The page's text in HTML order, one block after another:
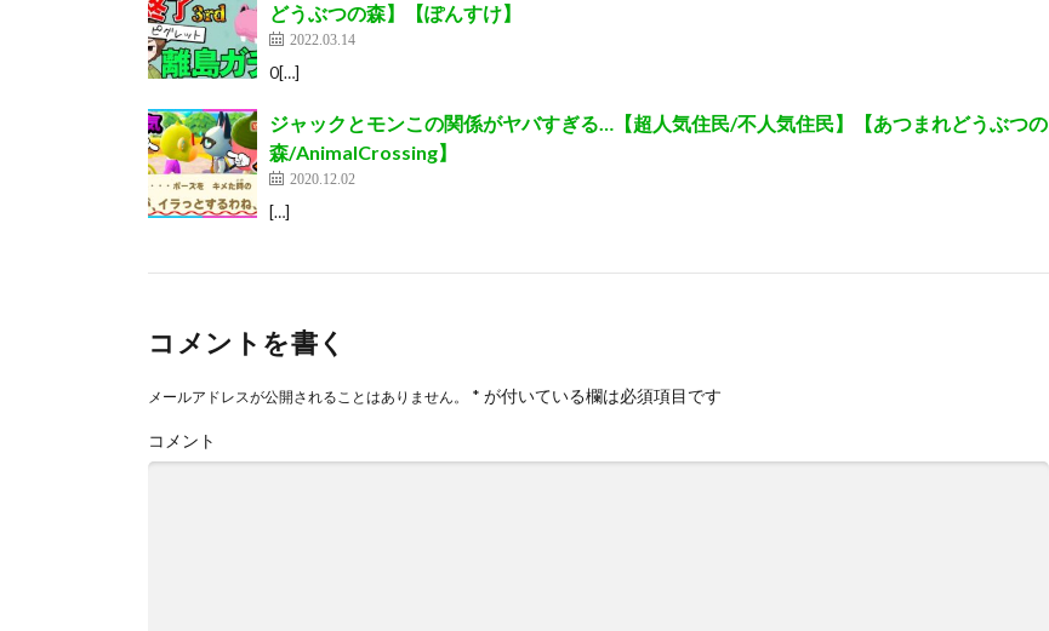
どうぶつの森】【ぽんすけ】
2022.03.14
0[…]
ジャックとモンこの関係がヤバすぎる…【超人気住民/不人気住民】【あつまれどうぶつの
森/AnimalCrossing】
2020.12.02
[…]
コメントを書く
メールアドレスが公開されることはありません。 * が付いている欄は必須項目です
コメント